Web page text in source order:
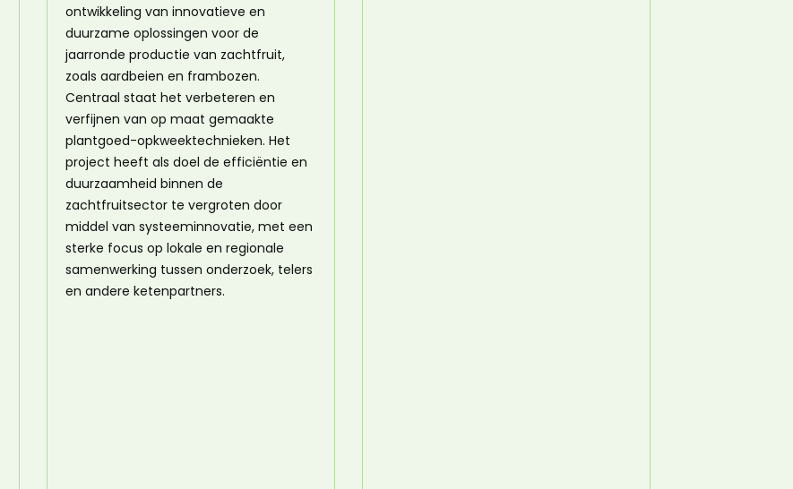
ontwikkeling van innovatieve en
duurzame oplossingen voor de
jaarronde productie van zachtfruit,
zoals aardbeien en frambozen.
Centraal staat het verbeteren en
verfijnen van op maat gemaakte
plantgoed-opkweektechnieken. Het
project heeft als doel de efficiëntie en
duurzaamheid binnen de
zachtfruitsector te vergroten door
middel van systeeminnovatie, met een
sterke focus op lokale en regionale
samenwerking tussen onderzoek, telers
en andere ketenpartners.